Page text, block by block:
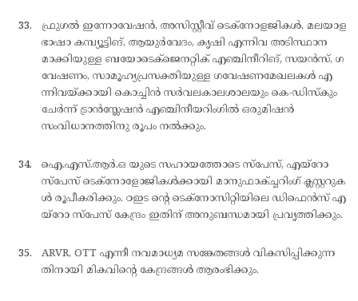
ഫ്രുഗല്‍ ഇന്നോവേഷന്‍, അസിസ്റ്റീവ് ടെക്നോളജികള്‍, മലയാള
ഭാഷാ കമ്പ്യൂട്ടിങ്, ആയുര്‍വേദം, കൃഷി എന്നിവ അടിസ്ഥാന
മാക്കിയുള്ള ബയോടെക്ജെനറ്റിക് എഞ്ചിനീറിങ്, സയന്‍സ്, ഗ
വേഷണം, സാമൂഹ്യപ്രസക്തിയുള്ള ഗവേഷണമേഖലകള്‍ എ
ന്നിവയ്ക്കായി കൊച്ചിന്‍ സര്‍വലകാലശാലയും കെ-ഡിസ്കും
ചേര്‍ന്ന് ട്രാന്‍സ്ലേഷന്‍ എഞ്ചിനീയറിംഗില്‍ ഒരുമിഷന്‍
സംവിധാനത്തിനു രൂപം നല്‍ക്കും.
ഐ.എസ്.ആര്‍.ഒ യുടെ സഹായത്തോടെ സ്പേസ്, എയ്റോ
സ്പേസ് ടെക്നോളോജികള്‍ക്കായി മാനുഫാക്ച്ചറിംഗ് ക്ലസ്റ്ററുക
ള്‍ രൂപീകരിക്കും. ഠഇട ന്റെ ടെക്നോസിറ്റിയിലെ ഡിഫെന്‍സ് എ
യ്റോ സ്പേസ് കേന്ദ്രം ഇതിന് അനുബന്ധമായി പ്രവൃത്തിക്കും.
ARVR, OTT എന്നീ നവമാധ്യമ സങ്കേതങ്ങള്‍ വികസിപ്പിക്കുന്ന
തിനായി മികവിന്റെ കേന്ദ്രങ്ങള്‍ ആരംഭിക്കും.